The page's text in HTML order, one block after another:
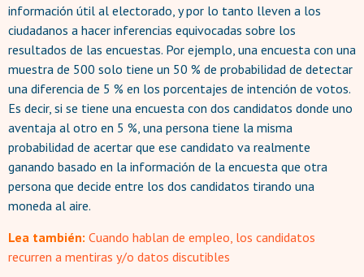
información útil al electorado, y por lo tanto lleven a los
ciudadanos a hacer inferencias equivocadas sobre los
resultados de las encuestas. Por ejemplo, una encuesta con una
muestra de 500 solo tiene un 50 % de probabilidad de detectar
una diferencia de 5 % en los porcentajes de intención de votos.
Es decir, si se tiene una encuesta con dos candidatos donde uno
aventaja al otro en 5 %, una persona tiene la misma
probabilidad de acertar que ese candidato va realmente
ganando basado en la información de la encuesta que otra
persona que decide entre los dos candidatos tirando una
moneda al aire.
Lea también: Cuando hablan de empleo, los candidatos
recurren a mentiras y/o datos discutibles